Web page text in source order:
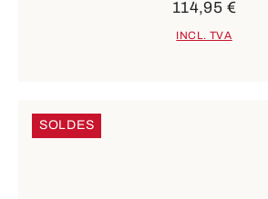
114,95 €
INCL. TVA
SOLDES